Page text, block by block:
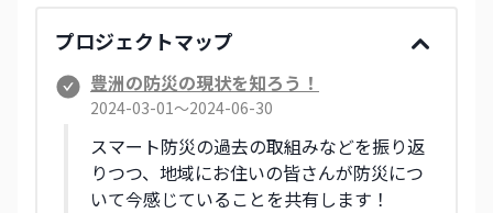
プロジェクトマップ
豊洲の防災の現状を知ろう！
2024-03-01〜2024-06-30
スマート防災の過去の取組みなどを振り返
りつつ、地域にお住いの皆さんが防災につ
いて今感じていることを共有します！